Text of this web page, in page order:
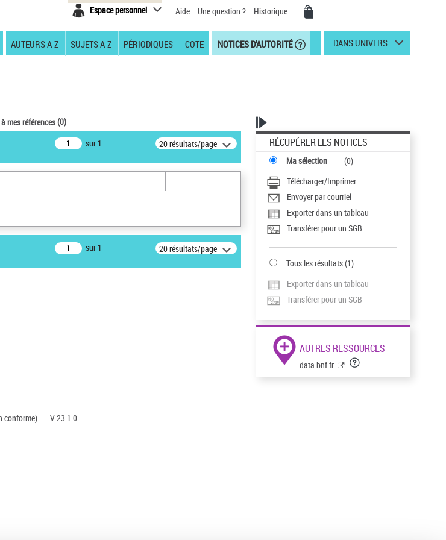
Espace personnel Aide Une question ? Historique
AUTEURS A-Z SUJETS A-Z PÉRIODIQUES COTE NOTICES D'AUTORITÉ DANS UNIVERS
mes références(0)
sur 1 20 résultats/page
sur 1 20 résultats/page
RÉCUPÉRER LES NOTICES
Ma sélection (0)
Télécharger/Imprimer
Envoyer par courriel
Exporter dans un tableau
Transférer pour un SGB
Tous les résultats(1)
Exporter dans un tableau
Transférer pour un SGB
AUTRES RESSOURCES
data.bnf.fr
conforme) | V 23.1.0